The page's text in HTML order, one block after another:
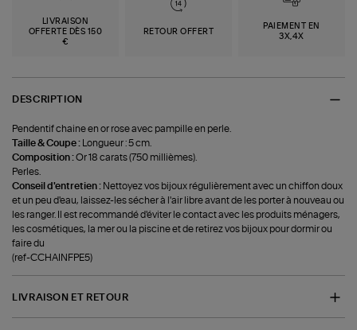
LIVRAISON
OFFERTE DÈS 150
€
RETOUR OFFERT
PAIEMENT EN
3X,4X
DESCRIPTION
Pendentif chaine en or rose avec pampille en perle.
Taille & Coupe :
Longueur : 5 cm.
Composition :Or 18 carats (750 millièmes).
Perles.
Conseil d'entretien : Nettoyez vos bijoux régulièrement avec un chiffon doux
et un peu d'eau, laissez-les sécher à l'air libre avant de les porter à nouveau ou
les ranger. Il est recommandé d'éviter le contact avec les produits ménagers,
les cosmétiques, la mer ou la piscine et de retirez vos bijoux pour dormir ou
faire du
(ref-CCHAINFPE5)
LIVRAISON ET RETOUR